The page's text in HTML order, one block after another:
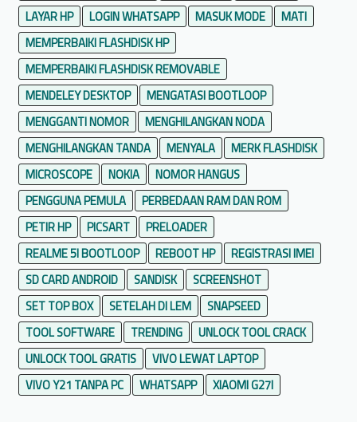
LAYAR HP
LOGIN WHATSAPP MASUK MODE
MATI
MEMPERBAIKI FLASHDISK HP
MEMPERBAIKI FLASHDISK REMOVABLE
MENDELEY DESKTOP
MENGATASI BOOTLOOP
MENGGANTI NOMOR
MENGHILANGKAN NODA
MENGHILANGKAN TANDA
MENYALA
MERK FLASHDISK
MICROSCOPE
NOKIA
NOMOR HANGUS
PENGGUNA PEMULA
PERBEDAAN RAM DAN ROM
PETIR HP
PICSART
PRELOADER
REALME 5I BOOTLOOP
REBOOT HP
REGISTRASI IMEI
SD CARD ANDROID
SANDISK
SCREENSHOT
SET TOP BOX
SETELAH DI LEM
SNAPSEED
TOOL SOFTWARE
TRENDING
UNLOCK TOOL CRACK
UNLOCK TOOL GRATIS
VIVO LEWAT LAPTOP
VIVO Y21 TANPA PC
WHATSAPP XIAOMI G27I